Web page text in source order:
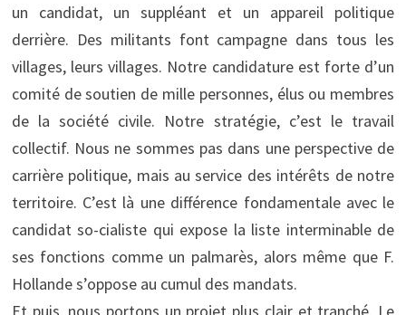
un candidat, un suppléant et un appareil politique
derrière. Des militants font campagne dans tous les
villages, leurs villages. Notre candidature est forte d’un
comité de soutien de mille personnes, élus ou membres
de la société civile. Notre stratégie, c’est le travail
collectif. Nous ne sommes pas dans une perspective de
carrière politique, mais au service des intérêts de notre
territoire. C’est là une différence fondamentale avec le
candidat so-cialiste qui expose la liste interminable de
ses fonctions comme un palmarès, alors même que F.
Hollande s’oppose au cumul des mandats.
Et puis, nous portons un projet plus clair et tranché. Le